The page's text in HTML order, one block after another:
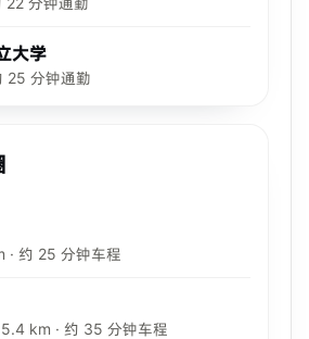
大学
25 分钟通勤
· 约 25 分钟车程
km · 约 35 分钟车程